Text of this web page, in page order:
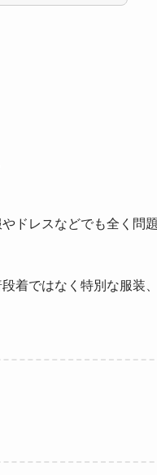
ドレスなどでも全く問
着ではなく特別な服装、